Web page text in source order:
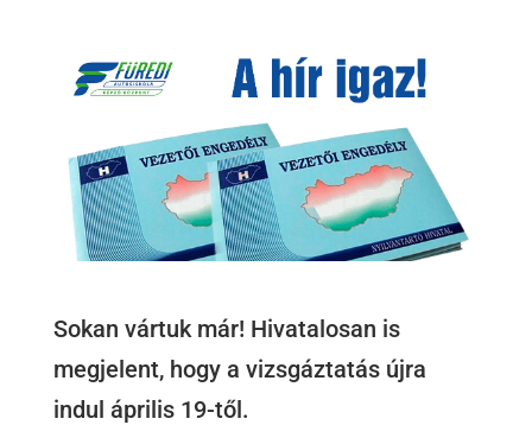
Sokan vártuk már! Hivatalosan is
megjelent, hogy a vizsgáztatás újra
indul április 19-től.